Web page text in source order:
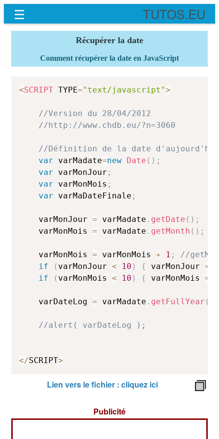
☰ TUTOS.EU
Récupérer la date
Comment récupérer la date en JavaScript
<SCRIPT TYPE="text/javascript">
//Version du 28/04/2012
//http://www.chdb.eu/?n=3060
//Définition de la date d'aujourd'hui
var varMadate=new Date ( ) ;
var varMonJour ;
var varMonMois ;
var varMaDateFinale ;
	varMonJour
= varMadate . getDate ( ) ;
	varMonMois
= varMadate . getMonth ( ) ;
	varMonMois
= varMonMois + 1 ;
//
if
( varMonJour < 10 ) { varMonJour =
if
( varMonMois < 10 ) { varMonMois =
	varDateLog
= varMadate . getFullYear (
//alert( varDateLog );
</SCRIPT>
Lien vers le fichier : cliquez ici
Publicité